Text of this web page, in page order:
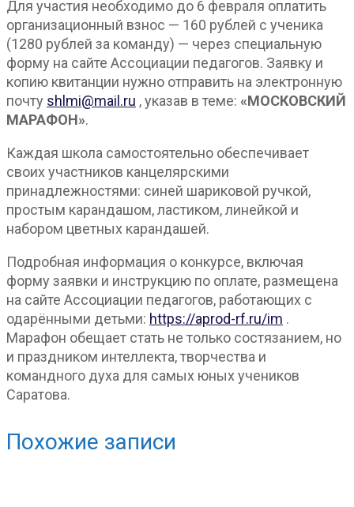
Для участия необходимо до 6 февраля оплатить
организационный взнос — 160 рублей с ученика
(1280 рублей за команду) — через специальную
форму на сайте Ассоциации педагогов. Заявку и
копию квитанции нужно отправить на электронную
почту shlmi@mail.ru , указав в теме: «МОСКОВСКИЙ
МАРАФОН».
Каждая школа самостоятельно обеспечивает
своих участников канцелярскими
принадлежностями: синей шариковой ручкой,
простым карандашом, ластиком, линейкой и
набором цветных карандашей.
Подробная информация о конкурсе, включая
форму заявки и инструкцию по оплате, размещена
на сайте Ассоциации педагогов, работающих с
одарёнными детьми: https://aprod-rf.ru/im .
Марафон обещает стать не только состязанием, но
и праздником интеллекта, творчества и
командного духа для самых юных учеников
Саратова.
Похожие записи